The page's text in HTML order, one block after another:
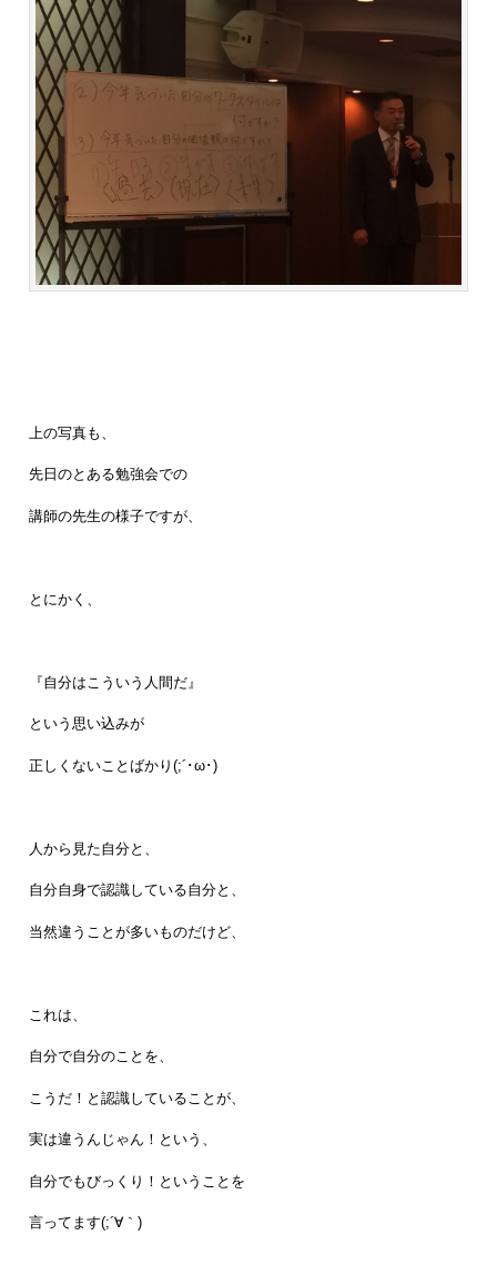
上の写真も、
先日のとある勉強会での
講師の先生の様子ですが、
とにかく、
『自分はこういう人間だ』
という思い込みが
正しくないことばかり(;´･ω･)
人から見た自分と、
自分自身で認識している自分と、
当然違うことが多いものだけど、
これは、
自分で自分のことを、
こうだ！と認識していることが、
実は違うんじゃん！という、
自分でもびっくり！ということを
言ってます(;´∀｀)